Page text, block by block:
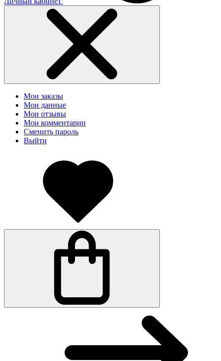
Мои заказы
Мои данные
Мои отзывы
Мои комментарии
Сменить пароль
Выйти